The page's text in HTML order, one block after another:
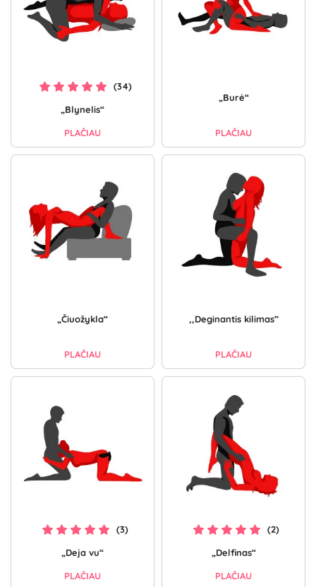
(34)
„Blynelis“
PLAČIAU
„Burė“
PLAČIAU
„Čiuožykla“
PLAČIAU
,,Deginantis kilimas”
PLAČIAU
(3)
„Deja vu“
PLAČIAU
(2)
„Delfinas“
PLAČIAU